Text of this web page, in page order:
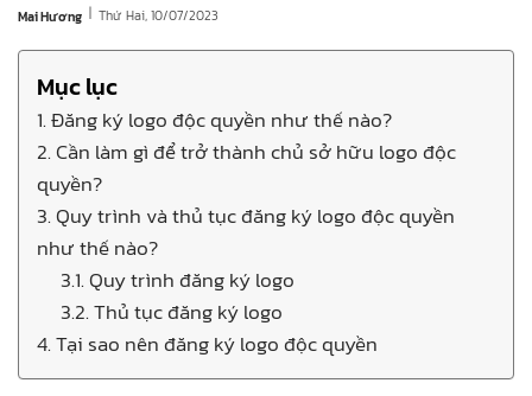
Mai Hương | Thứ Hai, 10/07/2023
Mục lục
1. Đăng ký logo độc quyền như thế nào?
2. Cần làm gì để trở thành chủ sở hữu logo độc
quyền?
3. Quy trình và thủ tục đăng ký logo độc quyền
như thế nào?
3.1. Quy trình đăng ký logo
3.2. Thủ tục đăng ký logo
4. Tại sao nên đăng ký logo độc quyền